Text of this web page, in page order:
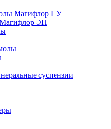
Магифлор ПУ
ЭП
суспензии